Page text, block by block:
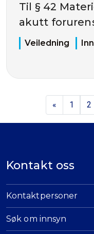
Til § 42
akutt
Veiledning
« 1 2
Kontakt oss
Kontaktpersoner
Søk om innsyn